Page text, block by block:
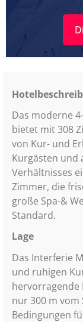
Das moderne
bietet mit 308
von Kur- und
Kurgästen und
Verhältnisses
Zimmer, die
große Spa-&
Standard.
Lage
Das Interferie
und ruhigen
hervorragende
nur 300 m
Bedingungen